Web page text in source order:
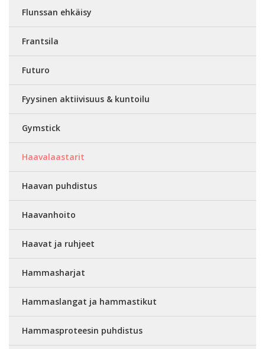
Flunssan ehkäisy
Frantsila
Futuro
Fyysinen aktiivisuus & kuntoilu
Gymstick
Haavalaastarit
Haavan puhdistus
Haavanhoito
Haavat ja ruhjeet
Hammasharjat
Hammaslangat ja hammastikut
Hammasproteesin puhdistus